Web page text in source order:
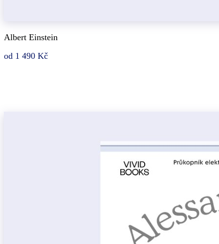
Albert Einstein
od 1 490 Kč